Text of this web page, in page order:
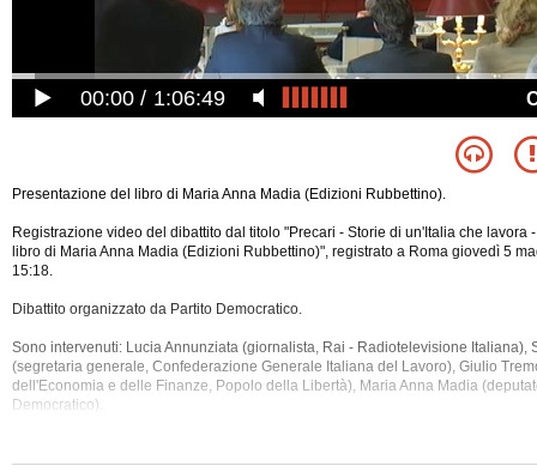
00:00 1:06:49
Presentazione del libro di Maria Anna Madia (Edizioni Rubbettino).
Registrazione video del dibattito dal titolo "Precari - Storie di un'Italia che lavora
libro di Maria Anna Madia (Edizioni Rubbettino)", registrato a Roma giovedì 5
15:18.
Dibattito organizzato da Partito Democratico.
Sono intervenuti: Lucia Annunziata (giornalista, Rai - Radiotelevisione Italiana),
(segretaria generale, Confederazione Generale Italiana del Lavoro), Giulio
dell'Economia e delle Finanze, Popolo della Libertà), Maria Anna Madia
Democratico).
Crisi, Debito Pubblico, Deficit, Diritti Sociali, Disoccupazione, Donna, Economia,